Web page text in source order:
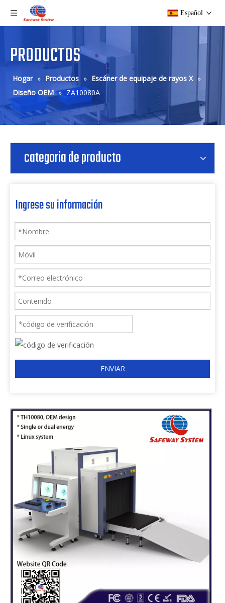
Español
PRODUCTOS
Hogar » Productos » Escáner de equipaje de rayos X »
Diseño OEM » ZA10080A
categoria de producto
Ingrese su información
ENVIAR